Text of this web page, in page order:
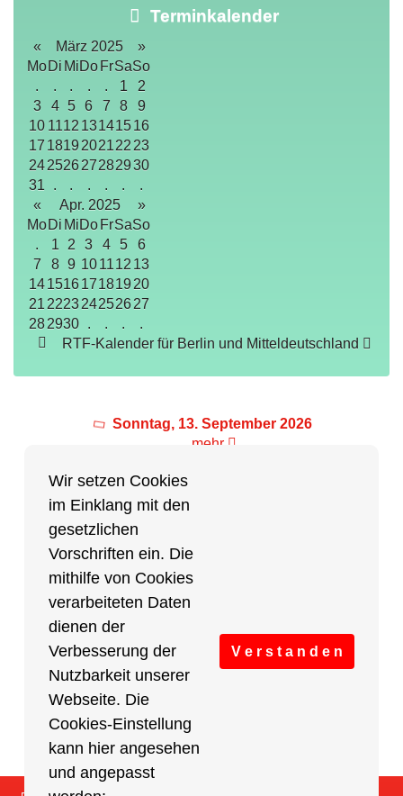
Wir setzen Cookies
im Einklang mit den
gesetzlichen
Vorschriften ein. Die
mithilfe von Cookies
verarbeiteten Daten
dienen der
Verbesserung der
Nutzbarkeit unserer
Webseite. Die
Cookies-Einstellung
kann hier angesehen
und angepasst
V e r s t a n d e n
Terminkalender
« März 2025
»
MoDi MiDo FrSaSo
.
. . . . 1
2
3
4 5 6 7 8
9
10 1112 13141516
17 1819 202122 23
24252627282930
31
. . . . .
.
«
Apr. 2025
»
MoDi MiDo FrSaSo
.
1 2 3 4 5
6
7
8 9 10 1112 13
141516171819 20
21 222324252627
282930 . . .
.
RTF-Kalender für Berlin und Mitteldeutschland
Sonntag, 13. September 2026
mehr
Partner des Breitensports